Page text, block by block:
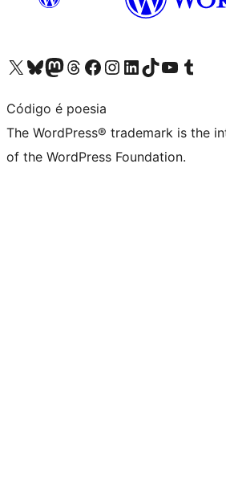
Visit our X (formerly Twitter) account
Visit our Bluesky account
Visit our Mastodon account
Visit our Threads account
Visit our Facebook page
Visit our Instagram account
Visit our LinkedIn account
Visit our TikTok account
Visit our YouTube channel
Visit our Tumblr
Código é poesia
The WordPress® trademark is the
of the WordPress Foundation.